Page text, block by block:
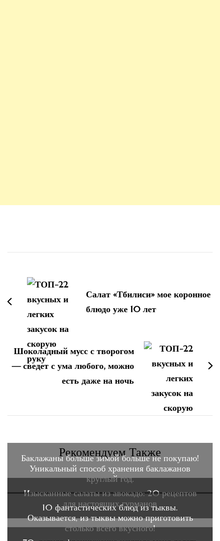
записям
Салат «Тбилиси» мое коронное
блюдо уже 10 лет
Шоколадный мусс с творогом
— сведет с ума любого, можно
есть даже на ночь
Рекомендуем Также
Баклажаны больше зимой больше не покупаю!
Уникальный способ хранения баклажанов
круглый год.
Изысканные салаты из авокадо: 20 рецептов
для настоящих гурманов
10 фантастических блюд из тыквы.
Оказывается, из тыквы можно приготовить
столько всего вкусного!